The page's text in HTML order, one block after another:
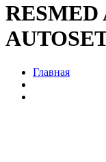
RESMED
Главная